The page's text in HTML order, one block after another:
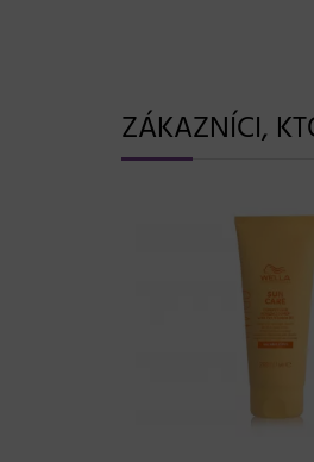
ZÁKAZNÍCI,